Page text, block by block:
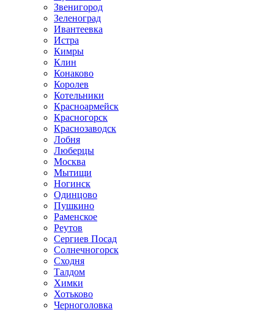
Звенигород
Зеленоград
Ивантеевка
Истра
Кимры
Клин
Конаково
Королев
Котельники
Красноармейск
Красногорск
Краснозаводск
Лобня
Люберцы
Москва
Мытищи
Ногинск
Одинцово
Пушкино
Раменское
Реутов
Сергиев Посад
Солнечногорск
Сходня
Талдом
Химки
Хотьково
Черноголовка